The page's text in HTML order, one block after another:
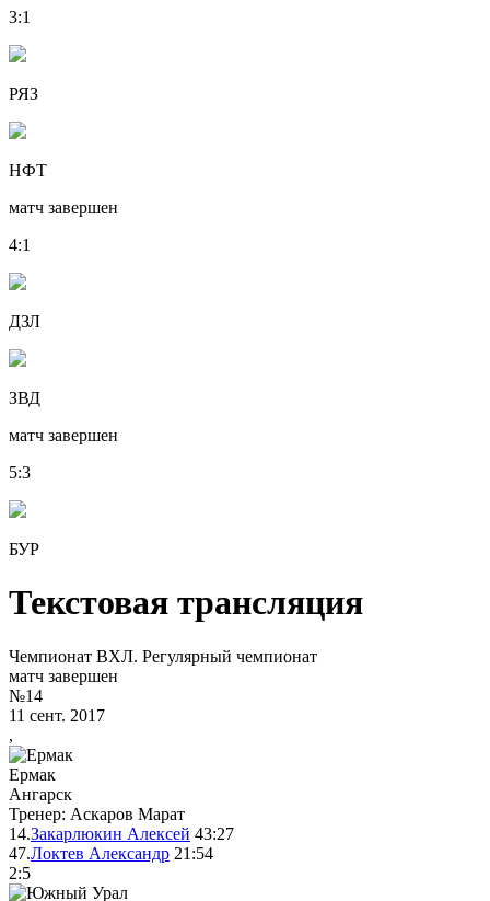
3:1
РЯЗ
НФТ
матч завершен
4:1
ДЗЛ
ЗВД
матч завершен
5:3
БУР
Текстовая трансляция
Чемпионат ВХЛ. Регулярный чемпионат
матч завершен
№14
11 сент. 2017
,
Ермак
Ангарск
Тренер: Аскаров Марат
14.Закарлюкин Алексей 43:27
47.Локтев Александр 21:54
2:5